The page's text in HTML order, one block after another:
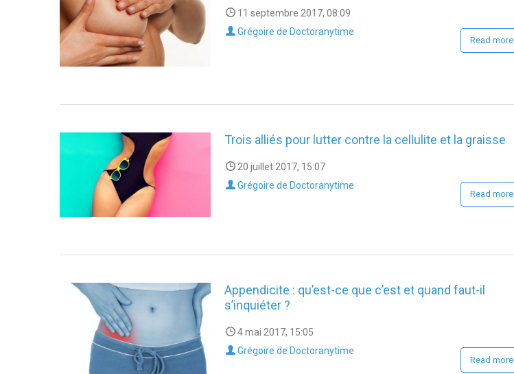
11 septembre 2017, 08:09
Grégoire de Doctoranytime
Read more
Trois alliés pour lutter contre la cellulite et la graisse
20 juillet 2017, 15:07
Grégoire de Doctoranytime
Read more
Appendicite : qu’est-ce que c’est et quand faut-il
s’inquiéter ?
4 mai 2017, 15:05
Grégoire de Doctoranytime
Read more